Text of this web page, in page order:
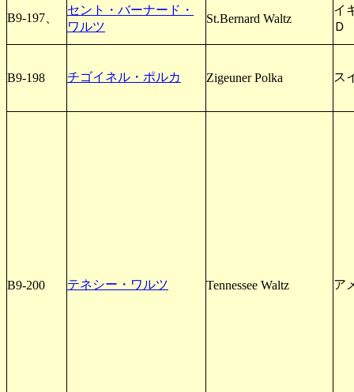
B9-197、
セント・バーナード・
ワルツ
St.Bernard Waltz
イ
Ｄ
B9-198 チゴイネル・ポルカ Zigeuner Polka ス
B9-200 テネシー・ワルツ Tennessee Waltz ア